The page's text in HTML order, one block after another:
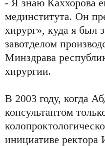
- Я знаю Каххорова
мединститута. Он
хирург», куда я был
завотделом
Минздрава
хирургии.
В 2003 году, когда
консультантом
инициативе ректора